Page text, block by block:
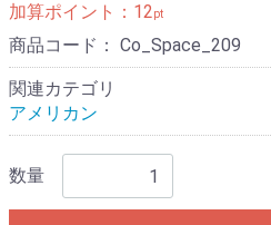
加算ポイント： 12pt
商品コード： Co_Space_209
関連カテゴリ
アメリカン
数量